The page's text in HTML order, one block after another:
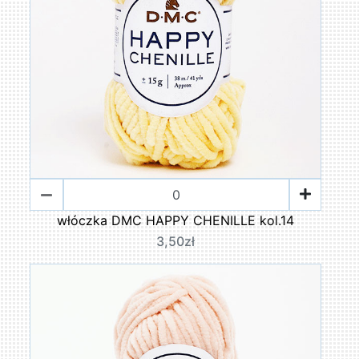
włóczka DMC HAPPY CHENILLE kol.14
3,50zł